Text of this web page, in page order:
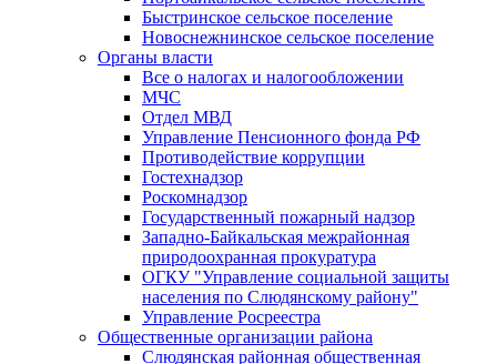
Быстринское сельское поселение
Новоснежнинское сельское поселение
Органы власти
Все о налогах и налогообложении
МЧС
Отдел МВД
Управление Пенсионного фонда РФ
Противодействие коррупции
Гостехнадзор
Роскомнадзор
Государственный пожарный надзор
Западно-Байкальская межрайонная
природоохранная прокуратура
ОГКУ "Управление социальной защиты
населения по Слюдянскому району"
Управление Росреестра
Общественные организации района
Слюдянская районная общественная